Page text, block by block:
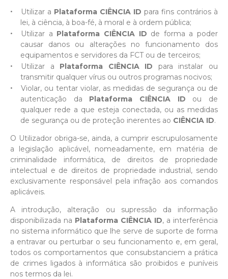
Utilizar a Plataforma CIÊNCIA ID para fins contrários à
lei, à ciência, à boa-fé, à moral e à ordem pública;
Utilizar a Plataforma CIÊNCIA ID de forma a poder
causar danos ou alterações no funcionamento dos
equipamentos e servidores da FCT ou de terceiros;
Utilizar a Plataforma CIÊNCIA ID para instalar ou
transmitir qualquer vírus ou outros programas nocivos;
Violar, ou tentar violar, as medidas de segurança ou de
autenticação da Plataforma CIÊNCIA ID ou de
qualquer rede a que esteja conectada, ou as medidas
de segurança ou de proteção inerentes ao CIÊNCIA ID.
O Utilizador obriga-se, ainda, a cumprir escrupulosamente
a legislação aplicável, nomeadamente, em matéria de
criminalidade informática, de direitos de propriedade
intelectual e de direitos de propriedade industrial, sendo
exclusivamente responsável pela infração aos comandos
aplicáveis.
A introdução, alteração ou supressão da informação
disponibilizada na Plataforma CIÊNCIA ID, a interferência
no sistema informático que lhe serve de suporte de forma
a entravar ou perturbar o seu funcionamento e, em geral,
todos os comportamentos que consubstanciem a prática
de crimes ligados à informática são proibidos e puníveis
nos termos da lei.